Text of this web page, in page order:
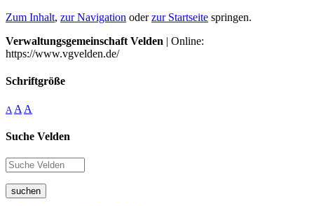
Zum Inhalt, zur Navigation oderzur Startseite springen.
Verwaltungsgemeinschaft Velden | Online:
https://www.vgvelden.de/
Schriftgröße
A A A
Suche Velden
suchen